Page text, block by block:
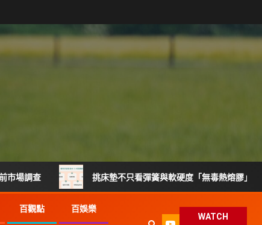
挑床墊不只看彈簧與軟硬度「無毒熱熔膠」製程升級搶
百觀點 百娛樂
WATCH